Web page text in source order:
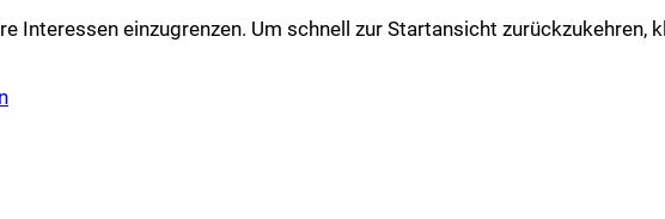
Interessen einzugrenzen. Um schnell zur Startansicht zurückzukehren,